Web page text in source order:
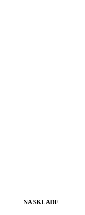
NA SKLADE